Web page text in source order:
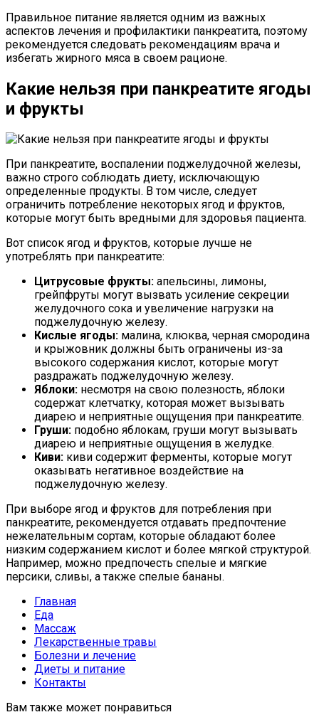
Правильное питание является одним из важных
аспектов лечения и профилактики панкреатита, поэтому
рекомендуется следовать рекомендациям врача и
избегать жирного мяса в своем рационе.
Какие нельзя при панкреатите ягоды
и фрукты
При панкреатите, воспалении поджелудочной железы,
важно строго соблюдать диету, исключающую
определенные продукты. В том числе, следует
ограничить потребление некоторых ягод и фруктов,
которые могут быть вредными для здоровья пациента.
Вот список ягод и фруктов, которые лучше не
употреблять при панкреатите:
Цитрусовые фрукты: апельсины, лимоны,
грейпфруты могут вызвать усиление секреции
желудочного сока и увеличение нагрузки на
поджелудочную железу.
Кислые ягоды: малина, клюква, черная смородина
и крыжовник должны быть ограничены из-за
высокого содержания кислот, которые могут
раздражать поджелудочную железу.
Яблоки: несмотря на свою полезность, яблоки
содержат клетчатку, которая может вызывать
диарею и неприятные ощущения при панкреатите.
Груши: подобно яблокам, груши могут вызывать
диарею и неприятные ощущения в желудке.
Киви: киви содержит ферменты, которые могут
оказывать негативное воздействие на
поджелудочную железу.
При выборе ягод и фруктов для потребления при
панкреатите, рекомендуется отдавать предпочтение
нежелательным сортам, которые обладают более
низким содержанием кислот и более мягкой структурой.
Например, можно предпочесть спелые и мягкие
персики, сливы, а также спелые бананы.
Главная
Еда
Массаж
Лекарственные травы
Болезни и лечение
Диеты и питание
Контакты
Вам также может понравиться